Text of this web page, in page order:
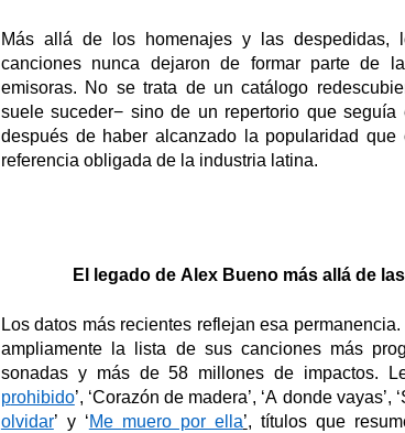
Más allá de los homenajes y las despedidas,
canciones nunca dejaron de formar parte de
emisoras. No se trata de un catálogo
suele suceder− sino de un repertorio que seguía
después de haber alcanzado la popularidad
referencia obligada de la industria latina.
El legado de Alex Bueno más allá de
Los datos más recientes reflejan esa permanencia.
ampliamente la lista de sus canciones más
sonadas y más de 58 millones de impactos.
prohibido’, ‘Corazón de madera’, ‘A donde vayas’, ‘
olvidar’ y ‘Me muero por ella’, títulos que